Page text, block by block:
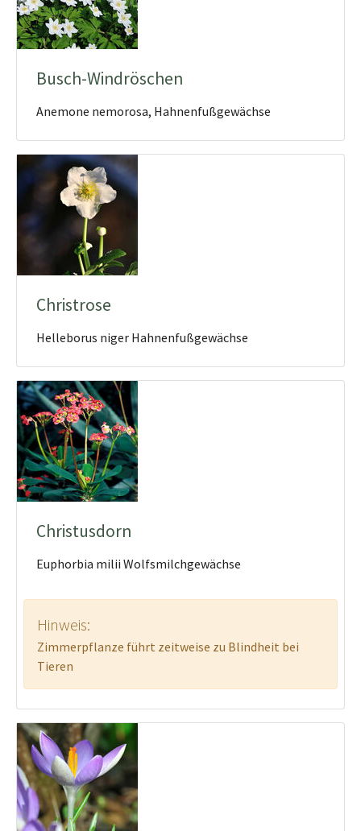
Busch-Windröschen
Anemone nemorosa, Hahnenfußgewächse
Christrose
Helleborus niger Hahnenfußgewächse
Christusdorn
Euphorbia milii Wolfsmilchgewächse
Hinweis:
Zimmerpflanze führt zeitweise zu Blindheit bei
Tieren